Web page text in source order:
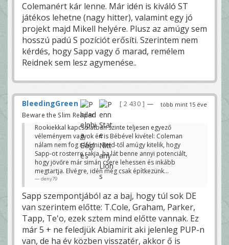
Colemanért kár lenne. Már idén is kiváló ST
játékos lehetne (nagy hitter), valamint egy jó
projekt majd Mikell helyére. Plusz az amúgy sem
hosszú padú S pozíciót erősíti. Szerintem nem
kérdés, hogy Sapp vagy ő marad, remélem
Reidnek sem lesz agymenése..
több mint 15 éve
BleedingGreen 2 430
—
Beware the Slim Reaper!
Rookiekkal kapcsolatban szinte teljesen egyező
véleményem vagyok én is Bébével kivétel: Coleman
nálam nem fog ráférni. Reid-től amúgy kitelik, hogy
Sapp-ot rosterre rakja, ha lát benne annyi potenciált,
hogy jövőre már simán csere lehessen és inkább
megtartja. Elvégre, idén még csak építkezünk...
deny79
Sapp szempontjából az a baj, hogy túl sok DE
van szerintem előtte: T.Cole, Graham, Parker,
Tapp, Te'o, ezek sztem mind előtte vannak. Ez
már 5 + ne feledjük Abiamirit aki jelenleg PUP-n
van, de ha év közben visszatér, akkor ő is